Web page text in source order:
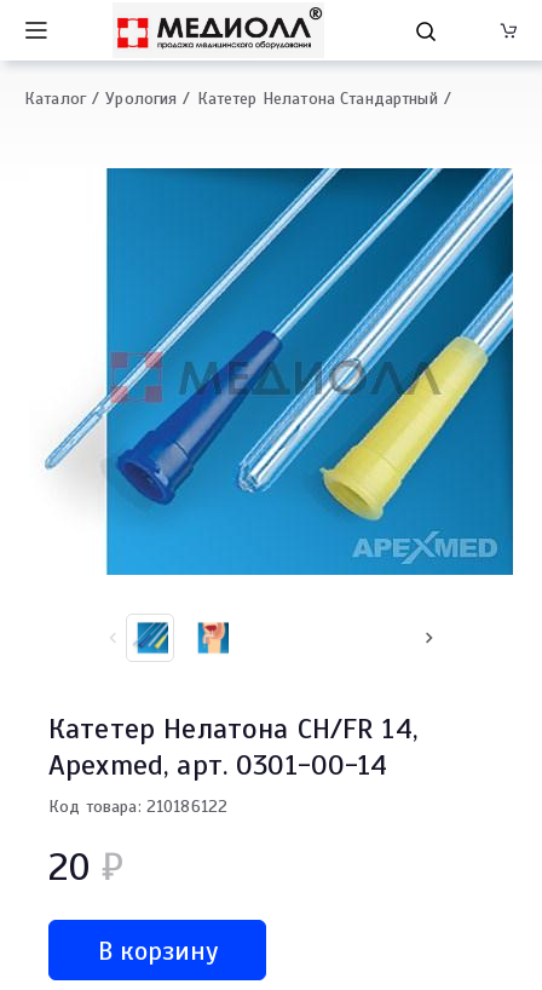
Каталог Урология Катетер Нелатона Стандартный
Катетер Нелатона СН/FR 14,
Apexmed, арт. 0301-00-14
Код товара: 210186122
20₽
В корзину